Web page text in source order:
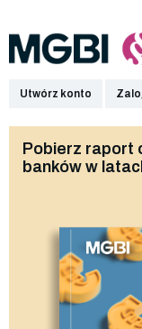
Utwórz konto
Pobierz raport
banków w